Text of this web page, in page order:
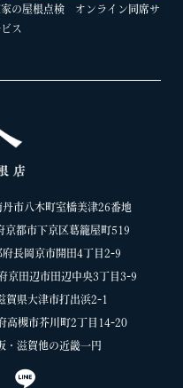
の屋根点検 オンライン同席サ
ス
市八木町室橋美津26番地
都市下京区葛籠屋町519
長岡京市開田4丁目2-9
京田辺市田辺中央3丁目3-9
県大津市打出浜2-1
高槻市芥川町2丁目14-20
・滋賀他の近畿一円